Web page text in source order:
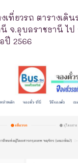
เที่ยวรถ ตารางเดิ
จ.อุบลราชธานี ไ
ปี 2566